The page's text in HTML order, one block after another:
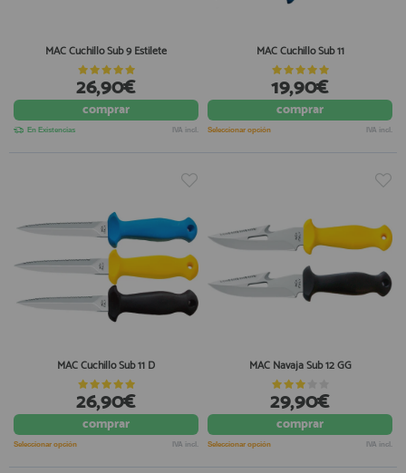
MAC Cuchillo Sub 9 Estilete
26,90€
comprar
En Existencias IVA incl.
MAC Cuchillo Sub 11
19,90€
comprar
Seleccionar opción IVA incl.
MAC Cuchillo Sub 11 D
26,90€
comprar
Seleccionar opción IVA incl.
MAC Navaja Sub 12 GG
29,90€
comprar
Seleccionar opción IVA incl.